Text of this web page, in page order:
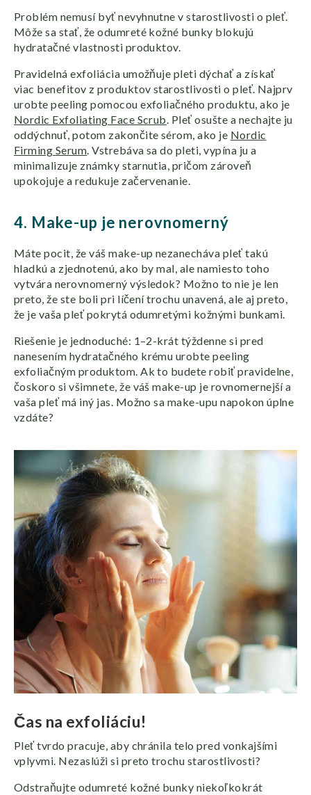
Problém nemusí byť nevyhnutne v starostlivosti o pleť.
Môže sa stať, že odumreté kožné bunky blokujú
hydratačné vlastnosti produktov.
Pravidelná exfoliácia umožňuje pleti dýchať a získať
viac benefitov z produktov starostlivosti o pleť. Najprv
urobte peeling pomocou exfoliačného produktu, ako je
Nordic Exfoliating Face Scrub. Pleť osušte a nechajte ju
oddýchnuť, potom zakončite sérom, ako je Nordic
Firming Serum. Vstrebáva sa do pleti, vypína ju a
minimalizuje známky starnutia, pričom zároveň
upokojuje a redukuje začervenanie.
4. Make-up je nerovnomerný
Máte pocit, že váš make-up nezanecháva pleť takú
hladkú a zjednotenú, ako by mal, ale namiesto toho
vytvára nerovnomerný výsledok? Možno to nie je len
preto, že ste boli pri líčení trochu unavená, ale aj preto,
že je vaša pleť pokrytá odumretými kožnými bunkami.
Riešenie je jednoduché: 1–2-krát týždenne si pred
nanesením hydratačného krému urobte peeling
exfoliačným produktom. Ak to budete robiť pravidelne,
čoskoro si všimnete, že váš make-up je rovnomernejší a
vaša pleť má iný jas. Možno sa make-upu napokon úplne
vzdáte?
Čas na exfoliáciu!
Pleť tvrdo pracuje, aby chránila telo pred vonkajšími
vplyvmi. Nezaslúži si preto trochu starostlivosti?
Odstraňujte odumreté kožné bunky niekoľkokrát